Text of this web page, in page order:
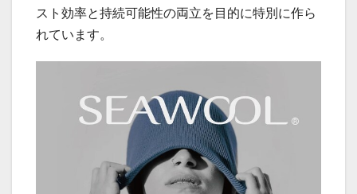
スト効率と持続可能性の両立を目的に特別に作ら
れています。